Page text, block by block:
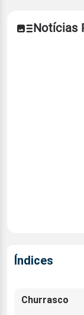
Notícias
Índices
Churrasco